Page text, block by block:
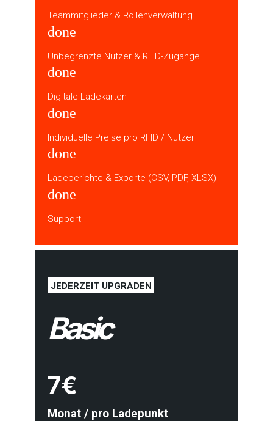
Teammitglieder & Rollenverwaltung
done
Unbegrenzte Nutzer & RFID-Zugänge
done
Digitale Ladekarten
done
Individuelle Preise pro RFID / Nutzer
done
Ladeberichte & Exporte (CSV, PDF, XLSX)
done
Support
JEDERZEIT UPGRADEN
Basic
7€
Monat / pro Ladepunkt